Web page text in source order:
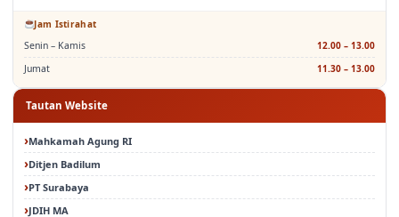
Jam Istirahat
Senin – Kamis
12.00 – 13.00
Jumat
11.30 – 13.00
Tautan Website
Mahkamah Agung RI
Ditjen Badilum
PT Surabaya